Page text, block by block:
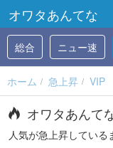
オワタあんてな
総合 ニュー速
ホーム 急上昇 VIP
オワタあんて
人気が急上昇している